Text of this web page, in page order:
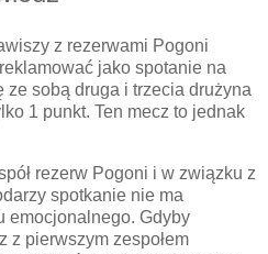
z rezerwami Pogoni
jako spotanie na
sobą druga i trzecia drużyna
1 punkt. Ten mecz to jednak
rezerw Pogoni i w związku z
spotkanie nie ma
emocjonalnego. Gdyby
z pierwszym zespołem